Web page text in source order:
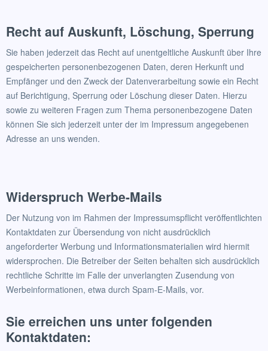
Recht auf Auskunft, Löschung, Sperrung
Sie haben jederzeit das Recht auf unentgeltliche Auskunft über Ihre
gespeicherten personenbezogenen Daten, deren Herkunft und
Empfänger und den Zweck der Datenverarbeitung sowie ein Recht
auf Berichtigung, Sperrung oder Löschung dieser Daten. Hierzu
sowie zu weiteren Fragen zum Thema personenbezogene Daten
können Sie sich jederzeit unter der im Impressum angegebenen
Adresse an uns wenden.
Widerspruch Werbe-Mails
Der Nutzung von im Rahmen der Impressumspflicht veröffentlichten
Kontaktdaten zur Übersendung von nicht ausdrücklich
angeforderter Werbung und Informationsmaterialien wird hiermit
widersprochen. Die Betreiber der Seiten behalten sich ausdrücklich
rechtliche Schritte im Falle der unverlangten Zusendung von
Werbeinformationen, etwa durch Spam-E-Mails, vor.
Sie erreichen uns unter folgenden
Kontaktdaten: